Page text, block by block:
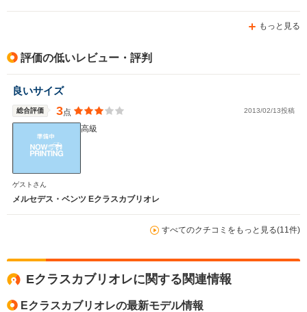
もっと見る
評価の低いレビュー・評判
良いサイズ
総合評価 3点 2013/02/13投稿
高級
ゲストさん
メルセデス・ベンツ Eクラスカブリオレ
すべてのクチコミをもっと見る(11件)
Eクラスカブリオレに関する関連情報
Eクラスカブリオレの最新モデル情報